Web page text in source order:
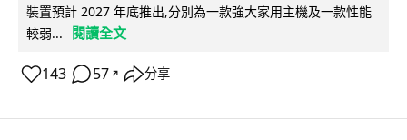
裝置預計 2027 年底推出,分別為一款強大家用主機及一款性能
較弱...
閱讀全文
143 57 ↗ 分享